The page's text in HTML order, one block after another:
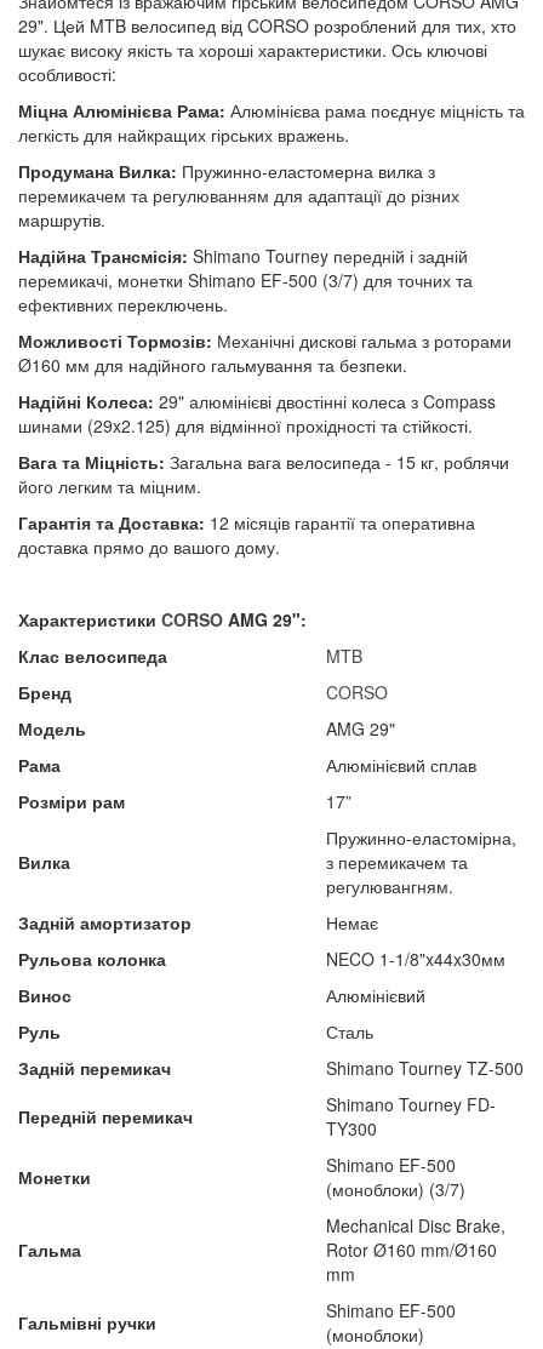
29". Цей MTB велосипед від CORSO розроблений для тих, хто
шукає високу якість та хороші характеристики. Ось ключові
особливості:
Міцна Алюмінієва Рама: Алюмінієва рама поєднує міцність та
легкість для найкращих гірських вражень.
Продумана Вилка: Пружинно-еластомерна вилка з
перемикачем та регулюванням для адаптації до різних
маршрутів.
Надійна Трансмісія: Shimano Tourney передній і задній
перемикачі, монетки Shimano EF-500 (3/7) для точних та
ефективних переключень.
Можливості Тормозів: Механічні дискові гальма з роторами
Ø160 мм для надійного гальмування та безпеки.
Надійні Колеса: 29" алюмінієві двостінні колеса з Compass
шинами (29x2.125) для відмінної прохідності та стійкості.
Вага та Міцність: Загальна вага велосипеда - 15 кг, роблячи
його легким та міцним.
Гарантія та Доставка: 12 місяців гарантії та оперативна
доставка прямо до вашого дому.
Характеристики CORSO AMG 29":
Клас велосипеда
MTB
Бренд
CORSO
Модель
AMG 29"
Рама
Алюмінієвий сплав
Розміри рам
17”
Вилка
Пружинно-еластомірна,
з перемикачем та
регулювангням.
Задній амортизатор
Немає
Рульова колонка
NECO 1-1/8"x44x30мм
Винос
Алюмінієвий
Руль
Сталь
Задній перемикач
Shimano Tourney TZ-500
Передній перемикач
Shimano Tourney FD-
TY300
Монетки
Shimano EF-500
(моноблоки) (3/7)
Гальма
Mechanical Disc Brake,
Rotor Ø160 mm/Ø160
mm
Гальмівні ручки
Shimano EF-500
(моноблоки)